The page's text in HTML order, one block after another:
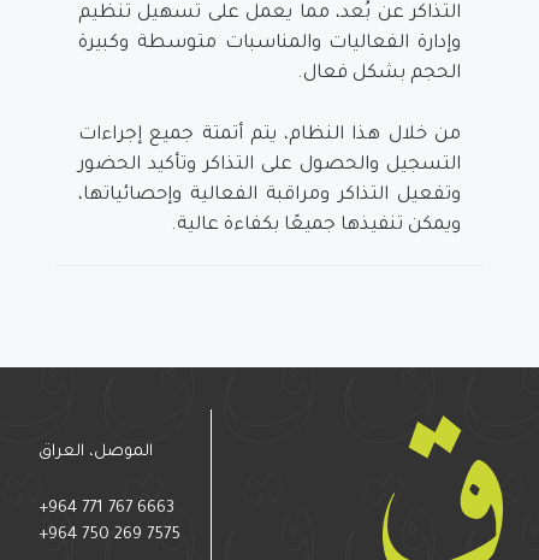
التذاكر عن بُعد، مما يعمل على تسهيل تنظيم
وإدارة الفعاليات والمناسبات متوسطة وكبيرة
الحجم بشكل فعال.
من خلال هذا النظام، يتم أتمتة جميع إجراءات
التسجيل والحصول على التذاكر وتأكيد الحضور
وتفعيل التذاكر ومراقبة الفعالية وإحصائياتها،
ويمكن تنفيذها جميعًا بكفاءة عالية.
الموصل، العراق
+964 771 767 6663
+964 750 269 7575